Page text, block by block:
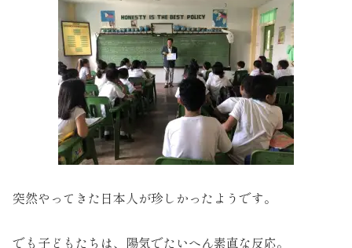
突然やってきた日本人が珍しかったようです。
でも子どもたちは、陽気でたいへん素直な反応。